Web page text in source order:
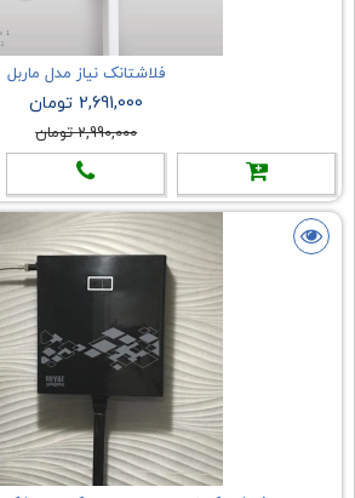
فلاشتانک نیاز مدل ماربل
2,691,000 تومان
2,990,000 تومان